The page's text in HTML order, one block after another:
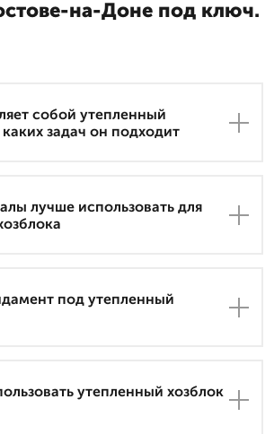
на-Доне под ключ.
собой утепленный
задач он подходит
лучше использовать для
под утепленный
утепленный хозблок